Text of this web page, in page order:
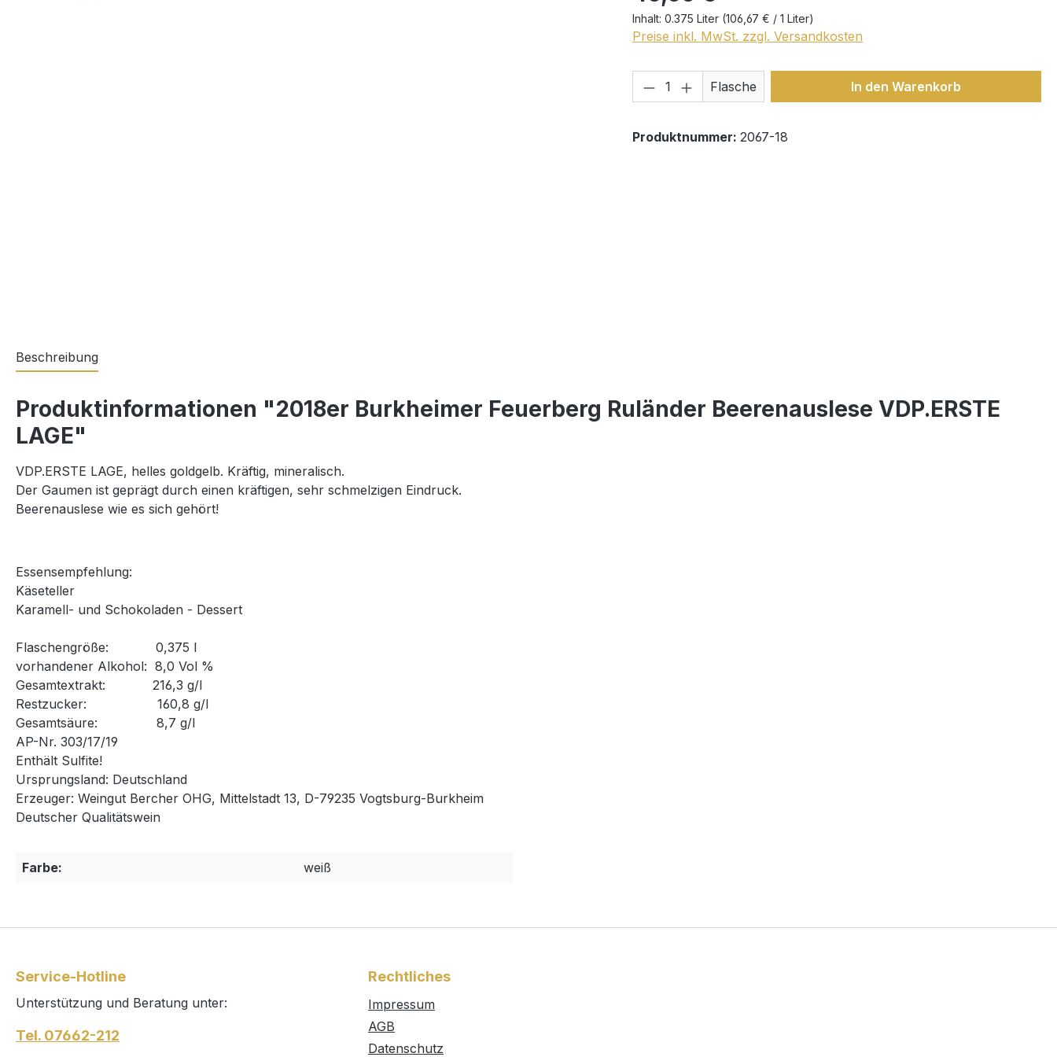
Inhalt: 0.375 Liter (106,67 € / 1 Liter)
Preise inkl. MwSt. zzgl. Versandkosten
Produkt Anzahl: Gib den gewünschten Wert
Flasche In den Warenkorb
Produktnummer: 2067-18
Beschreibung
Produktinformationen "2018er Burkheimer Feuerberg Ruländer Beerenauslese VDP.ERSTE
LAGE"
VDP.ERSTE LAGE, helles goldgelb. Kräftig, mineralisch.
Der Gaumen ist geprägt durch einen kräftigen, sehr schmelzigen Eindruck.
Beerenauslese wie es sich gehört!
Essensempfehlung:
Käseteller
Karamell- und Schokoladen - Dessert
Flaschengröße: 0,375 l
vorhandener Alkohol: 8,0 Vol %
Gesamtextrakt: 216,3 g/l
Restzucker: 160,8 g/l
Gesamtsäure: 8,7 g/l
AP-Nr. 303/17/19
Enthält Sulfite!
Ursprungsland: Deutschland
Erzeuger: Weingut Bercher OHG, Mittelstadt 13, D-79235 Vogtsburg-Burkheim
Deutscher Qualitätswein
Farbe: weiß
Service-Hotline
Unterstützung und Beratung unter:
Tel. 07662-212
Rechtliches
Impressum
AGB
Datenschutz